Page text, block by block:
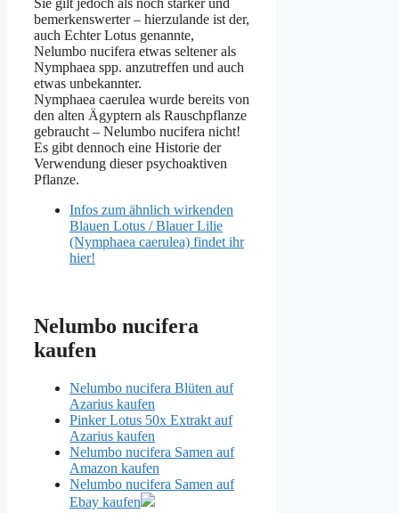
Sie gilt jedoch als noch stärker und
bemerkenswerter – hierzulande ist der,
auch Echter Lotus genannte,
Nelumbo nucifera etwas seltener als
Nymphaea spp. anzutreffen und auch
etwas unbekannter.
Nymphaea caerulea wurde bereits von
den alten Ägyptern als Rauschpflanze
gebraucht – Nelumbo nucifera nicht!
Es gibt dennoch eine Historie der
Verwendung dieser psychoaktiven
Pflanze.
Infos zum ähnlich wirkenden
Blauen Lotus / Blauer Lilie
(Nymphaea caerulea) findet ihr
hier!
Nelumbo nucifera
kaufen
Nelumbo nucifera Blüten auf
Azarius kaufen
Pinker Lotus 50x Extrakt auf
Azarius kaufen
Nelumbo nucifera Samen auf
Amazon kaufen
Nelumbo nucifera Samen auf
Ebay kaufen